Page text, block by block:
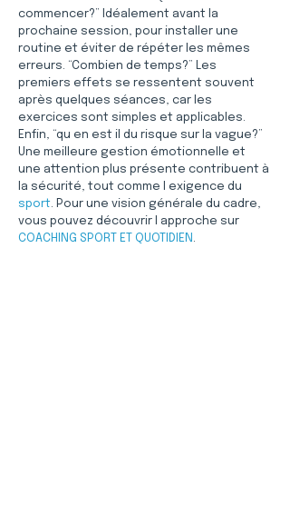
commencer?” Idéalement avant la
prochaine session, pour installer une
routine et éviter de répéter les mêmes
erreurs. “Combien de temps?” Les
premiers effets se ressentent souvent
après quelques séances, car les
exercices sont simples et applicables.
Enfin, “qu en est il du risque sur la vague?”
Une meilleure gestion émotionnelle et
une attention plus présente contribuent à
la sécurité, tout comme l exigence du
sport. Pour une vision générale du cadre,
vous pouvez découvrir l approche sur
COACHING SPORT ET QUOTIDIEN .